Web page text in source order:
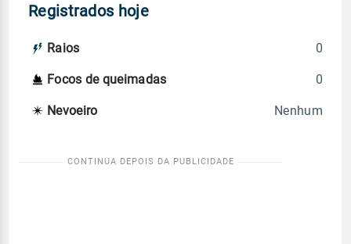
Registrados hoje
Raios 0
Focos de queimadas 0
Nevoeiro Nenhum